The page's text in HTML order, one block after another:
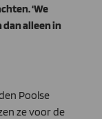
‘We
alleen in
Poolse
ze voor de